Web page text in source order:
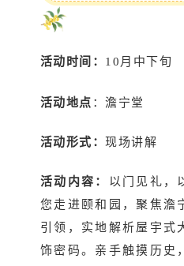
活动时间： 10月中下旬
活动地点 ：澹宁堂
活动形式：现场讲解
活动内容： 以门见礼，
您走进颐和园，聚焦澹
引领，实地解析屋宇式
饰密码。亲手触摸历史